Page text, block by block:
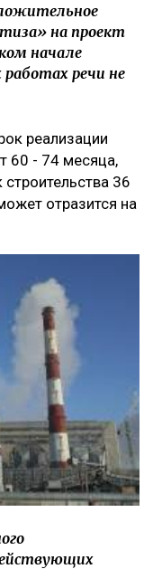
на проект
начале
речи не
реализации
60 - 74 месяца,
36
отразится на